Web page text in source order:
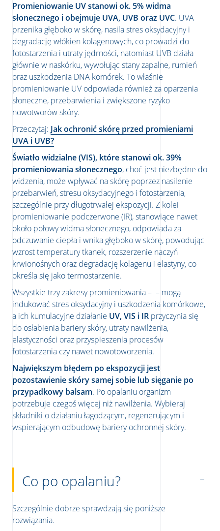
Promieniowanie UV stanowi ok. 5% widma
słonecznego i obejmuje UVA, UVB oraz UVC. UVA
przenika głęboko w skórę, nasila stres oksydacyjny i
degradację włókien kolagenowych, co prowadzi do
fotostarzenia i utraty jędrności, natomiast UVB działa
głównie w naskórku, wywołując stany zapalne, rumień
oraz uszkodzenia DNA komórek. To właśnie
promieniowanie UV odpowiada również za oparzenia
słoneczne, przebarwienia i zwiększone ryzyko
nowotworów skóry.
Przeczytaj: Jak ochronić skórę przed promieniami
UVA i UVB?
Światło widzialne (VIS), które stanowi ok. 39%
promieniowania słonecznego, choć jest niezbędne do
widzenia, może wpływać na skórę poprzez nasilenie
przebarwień, stresu oksydacyjnego i fotostarzenia,
szczególnie przy długotrwałej ekspozycji. Z kolei
promieniowanie podczerwone (IR), stanowiące nawet
około połowy widma słonecznego, odpowiada za
odczuwanie ciepła i wnika głęboko w skórę, powodując
wzrost temperatury tkanek, rozszerzenie naczyń
krwionośnych oraz degradację kolagenu i elastyny, co
określa się jako termostarzenie.
Wszystkie trzy zakresy promieniowania – – mogą
indukować stres oksydacyjny i uszkodzenia komórkowe,
a ich kumulacyjne działanie UV, VIS i IR przyczynia się
do osłabienia bariery skóry, utraty nawilżenia,
elastyczności oraz przyspieszenia procesów
fotostarzenia czy nawet nowotoworzenia.
Największym błędem po ekspozycji jest
pozostawienie skóry samej sobie lub sięganie po
przypadkowy balsam. Po opalaniu organizm
potrzebuje czegoś więcej niż nawilżenia. Wybieraj
składniki o działaniu łagodzącym, regenerującym i
wspierającym odbudowę bariery ochronnej skóry.
Co po opalaniu?
Szczególnie dobrze sprawdzają się poniższe
rozwiązania.